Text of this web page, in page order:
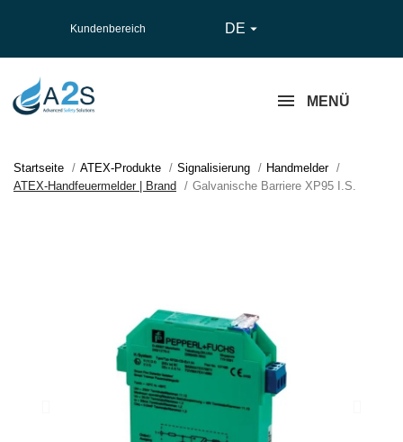
Kundenbereich DE 
MENÜ
Startseite ATEX-Produkte Signalisierung
Handmelder
ATEX-Handfeuermelder | Brand
Galvanische Barriere XP95 I.S.